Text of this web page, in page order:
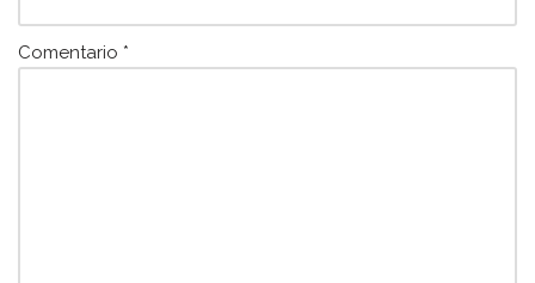
Comentario *